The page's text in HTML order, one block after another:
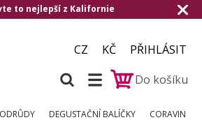
to nejlepší z Kalifornie
CZ KČ
PŘIHLÁSIT
Do košíku
ODRŮDY DEGUSTAČNÍ BALÍČKY
CORAVIN